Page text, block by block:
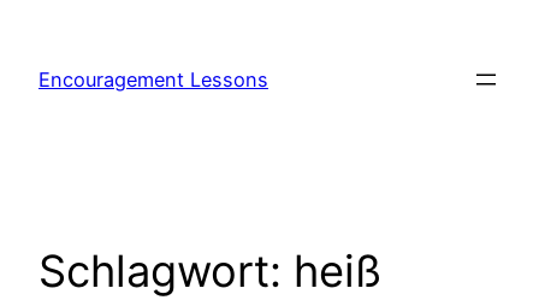
Encouragement Lessons
Schlagwort: heiß